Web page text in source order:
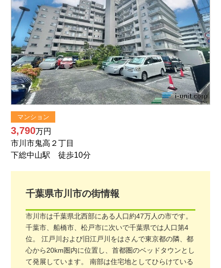
マンション
3,790万円
市川市鬼高２丁目
下総中山駅 徒歩10分
千葉県市川市の街情報
市川市は千葉県北西部にある人口約47万人の市です。
千葉市、船橋市、松戸市に次いで千葉県では人口第4
位。 江戸川および旧江戸川をはさんで東京都の隣、都
心から20km圏内に位置し、首都圏のベッドタウンとし
て発展しています。 南部は住宅地としてひらけている